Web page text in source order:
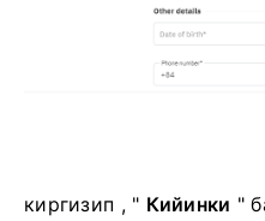
киргизип , " Кийинки "